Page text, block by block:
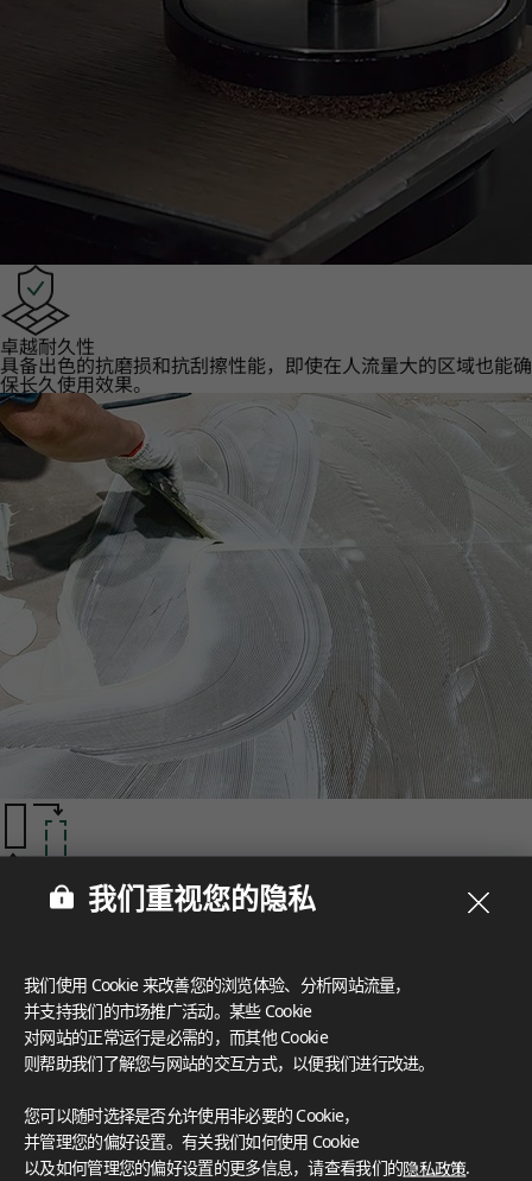
卓越耐久性‌
具备出色的抗磨损和抗刮擦性能，即使在人流量大的区域也能确
保长久使用效果。
安装灵活性‌
以卓越的安装适应性和便捷更换性著称，HFLOR LVT可轻松适
配多种地面环境与基层。
LX Hausys 的 HFLOR 地板秉承对人、空间和环境的承诺，提
供无与伦比的可靠性。
FloorScore®
Certification for indoor air quality, ensuring low emissions o
f volatile organic compounds (VOCs), contributing to a healt
我们重视您的隐私
我们使用 Cookie 来改善您的浏览体验、分析网站流量，
并支持我们的市场推广活动。某些 Cookie
对网站的正常运行是必需的，而其他 Cookie
则帮助我们了解您与网站的交互方式，以便我们进行改进。
您可以随时选择是否允许使用非必要的 Cookie，
并管理您的偏好设置。有关我们如何使用 Cookie
以及如何管理您的偏好设置的更多信息，请查看我们的隐私政策.